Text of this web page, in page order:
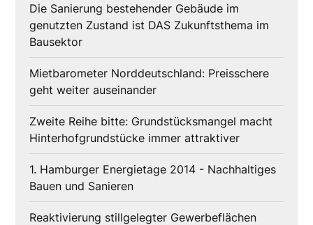
Die Sanierung bestehender Gebäude im
genutzten Zustand ist DAS Zukunftsthema im
Bausektor
Mietbarometer Norddeutschland: Preisschere
geht weiter auseinander
Zweite Reihe bitte: Grundstücksmangel macht
Hinterhofgrundstücke immer attraktiver
1. Hamburger Energietage 2014 - Nachhaltiges
Bauen und Sanieren
Reaktivierung stillgelegter Gewerbeflächen